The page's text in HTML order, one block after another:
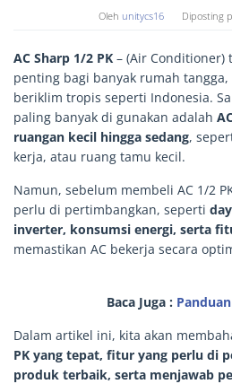
Oleh unitycs16 Diposting
AC Sharp 1/2 PK – (Air
penting bagi banyak rumah
beriklim tropis seperti Indonesia.
paling banyak di gunakan adalah
ruangan kecil hingga sedang,
kerja, atau ruang tamu kecil.
Namun, sebelum membeli AC 1/2
perlu di pertimbangkan, seperti
inverter, konsumsi energi, serta
memastikan AC bekerja secara
Baca Juga :
Dalam artikel ini, kita akan
PK yang tepat, fitur yang perlu di
produk terbaik, serta menjawab